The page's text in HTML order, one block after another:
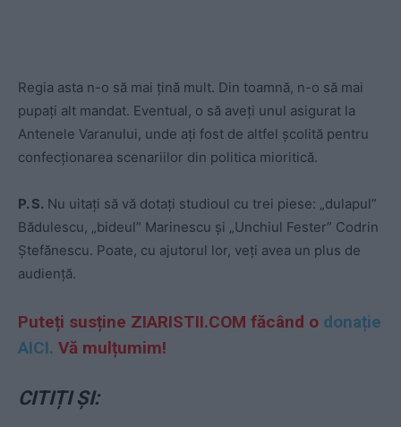
Regia asta n-o să mai țină mult. Din toamnă, n-o să mai
pupați alt mandat. Eventual, o să aveți unul asigurat la
Antenele Varanului, unde ați fost de altfel școlită pentru
confecționarea scenariilor din politica mioritică.
P. S. Nu uitați să vă dotați studioul cu trei piese: „dulapul”
Bădulescu, „bideul” Marinescu și „Unchiul Fester” Codrin
Ștefănescu. Poate, cu ajutorul lor, veți avea un plus de
audiență.
Puteți susține ZIARISTII.COM făcând o donație
AICI. Vă mulțumim!
CITIȚI ȘI: